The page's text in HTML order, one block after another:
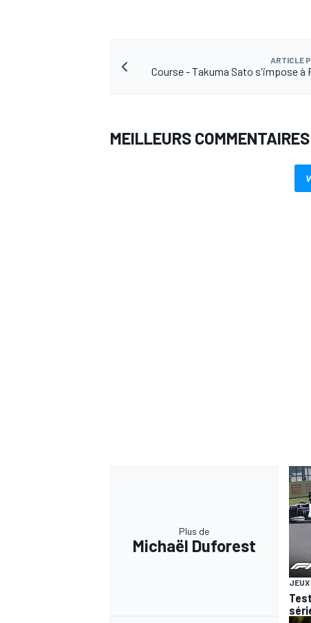
ARTICLE
Course - Takuma Sato s'impose à
MEILLEURS COMMENTAIRES
Plus de
Michaël Duforest
JEUX